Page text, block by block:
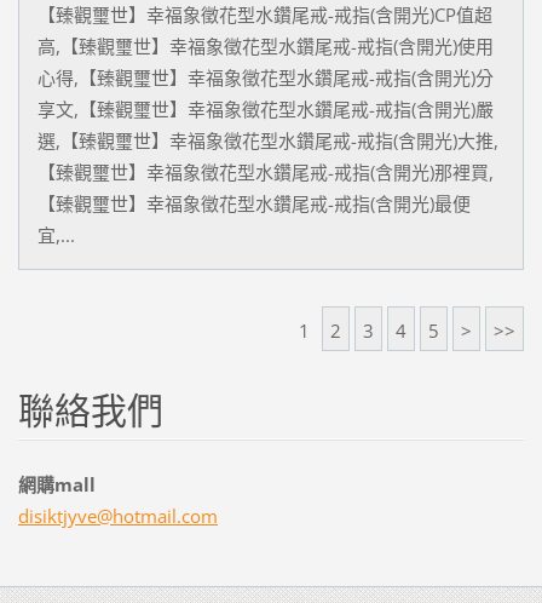
【臻觀璽世】幸福象徵花型水鑽尾戒-戒指(含開光)CP值超
高,【臻觀璽世】幸福象徵花型水鑽尾戒-戒指(含開光)使用
心得,【臻觀璽世】幸福象徵花型水鑽尾戒-戒指(含開光)分
享文,【臻觀璽世】幸福象徵花型水鑽尾戒-戒指(含開光)嚴
選,【臻觀璽世】幸福象徵花型水鑽尾戒-戒指(含開光)大推,
【臻觀璽世】幸福象徵花型水鑽尾戒-戒指(含開光)那裡買,
【臻觀璽世】幸福象徵花型水鑽尾戒-戒指(含開光)最便
宜,...
1 2 3 4 5 > >>
聯絡我們
網購mall
disiktjyve@hotmail.com